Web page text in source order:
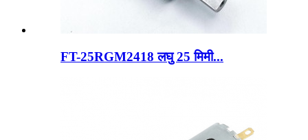
FT-25RGM2418 लघु 25 मिमी...